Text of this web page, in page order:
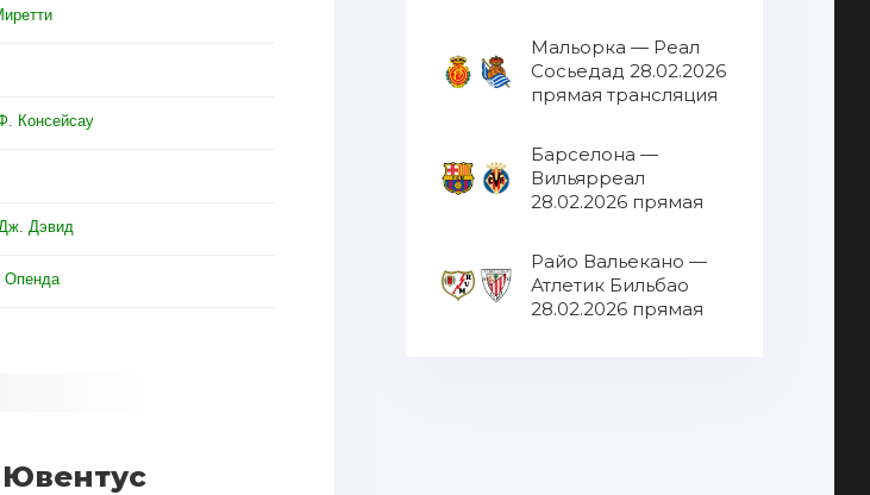
Консейсау
Дж. Дэвид
Опенда
Ювентус
Мальорка — Реал
Сосьедад 28.02.2026
прямая трансляция
Барселона —
Вильярреал
28.02.2026 прямая
Райо Вальекано —
Атлетик Бильбао
28.02.2026 прямая